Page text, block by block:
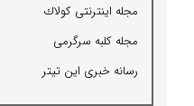
مجله اینترنتی كولاك
مجله كلبه سرگرمی
رسانه خبری این تیتر